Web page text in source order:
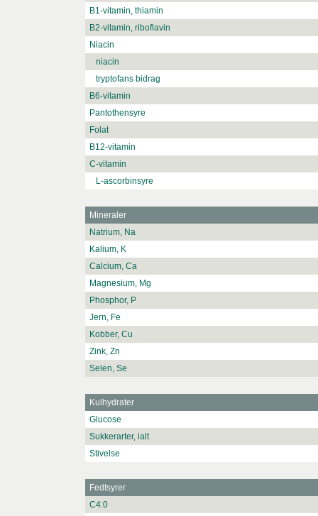
B1-vitamin, thiamin
B2-vitamin, riboflavin
Niacin
niacin
tryptofans bidrag
B6-vitamin
Pantothensyre
Folat
B12-vitamin
C-vitamin
L-ascorbinsyre
Mineraler
Natrium, Na
Kalium, K
Calcium, Ca
Magnesium, Mg
Phosphor, P
Jern, Fe
Kobber, Cu
Zink, Zn
Selen, Se
Kulhydrater
Glucose
Sukkerarter, ialt
Stivelse
Fedtsyrer
C4:0